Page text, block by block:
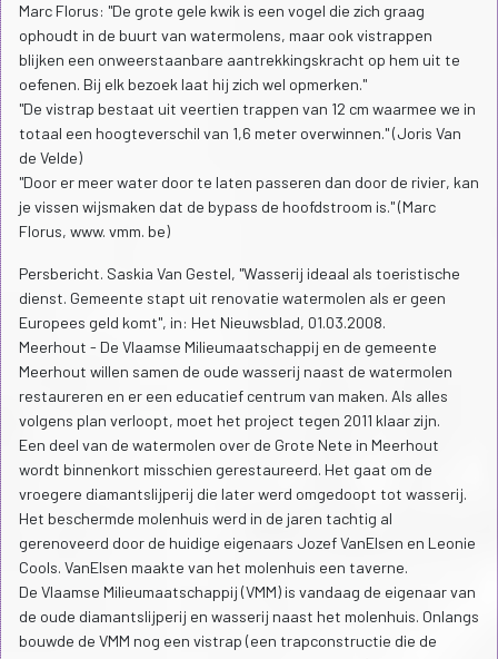
Marc Florus: "De grote gele kwik is een vogel die zich graag
ophoudt in de buurt van watermolens, maar ook vistrappen
blijken een onweerstaanbare aantrekkingskracht op hem uit te
oefenen. Bij elk bezoek laat hij zich wel opmerken."
"De vistrap bestaat uit veertien trappen van 12 cm waarmee we in
totaal een hoogteverschil van 1,6 meter overwinnen." (Joris Van
de Velde)
"Door er meer water door te laten passeren dan door de rivier, kan
je vissen wijsmaken dat de bypass de hoofdstroom is." (Marc
Florus, www. vmm. be)
Persbericht. Saskia Van Gestel, "Wasserij ideaal als toeristische
dienst. Gemeente stapt uit renovatie watermolen als er geen
Europees geld komt", in: Het Nieuwsblad, 01.03.2008.
Meerhout - De Vlaamse Milieumaatschappij en de gemeente
Meerhout willen samen de oude wasserij naast de watermolen
restaureren en er een educatief centrum van maken. Als alles
volgens plan verloopt, moet het project tegen 2011 klaar zijn.
Een deel van de watermolen over de Grote Nete in Meerhout
wordt binnenkort misschien gerestaureerd. Het gaat om de
vroegere diamantslijperij die later werd omgedoopt tot wasserij.
Het beschermde molenhuis werd in de jaren tachtig al
gerenoveerd door de huidige eigenaars Jozef VanElsen en Leonie
Cools. VanElsen maakte van het molenhuis een taverne.
De Vlaamse Milieumaatschappij (VMM) is vandaag de eigenaar van
de oude diamantslijperij en wasserij naast het molenhuis. Onlangs
bouwde de VMM nog een vistrap (een trapconstructie die de